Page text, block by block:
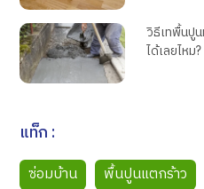
วิธีเทพื้นปู
ได้เลยไหม?
แท็ก :
ซ่อมบ้าน พื้นปูนแตกร้าว